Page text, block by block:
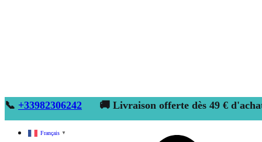
📞 +33982306242 🚚 Livraison offerte dès 49 €
Français ▼